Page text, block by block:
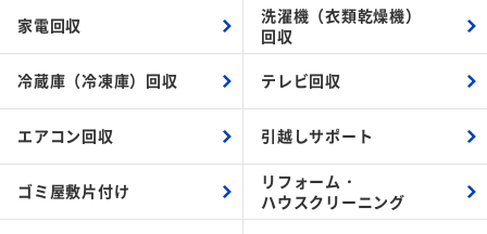
家電回収
洗濯機（衣類乾燥機）
回収
冷蔵庫（冷凍庫）回収 テレビ回収
エアコン回収 引越しサポート
ゴミ屋敷片付け
リフォーム・
ハウスクリーニング